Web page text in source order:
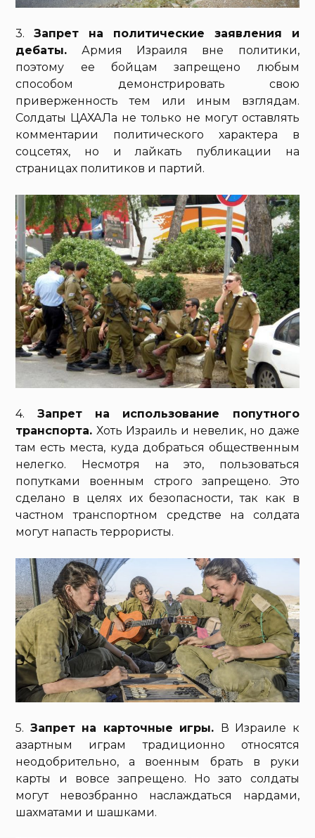
3.Запрет на политические заявления и
дебаты. Армия Израиля вне политики,
поэтому ее бойцам запрещено любым
способом демонстрировать свою
приверженность тем или иным взглядам.
Солдаты ЦАХАЛа не только не могут оставлять
комментарии политического характера в
соцсетях, но и лайкать публикации на
страницах политиков и партий.
4. Запрет на использование попутного
транспорта. Хоть Израиль и невелик, но даже
там есть места, куда добраться общественным
нелегко. Несмотря на это, пользоваться
попутками военным строго запрещено. Это
сделано в целях их безопасности, так как в
частном транспортном средстве на солдата
могут напасть террористы.
5. Запрет на карточные игры. В Израиле к
азартным играм традиционно относятся
неодобрительно, а военным брать в руки
карты и вовсе запрещено. Но зато солдаты
могут невозбранно наслаждаться нардами,
шахматами и шашками.